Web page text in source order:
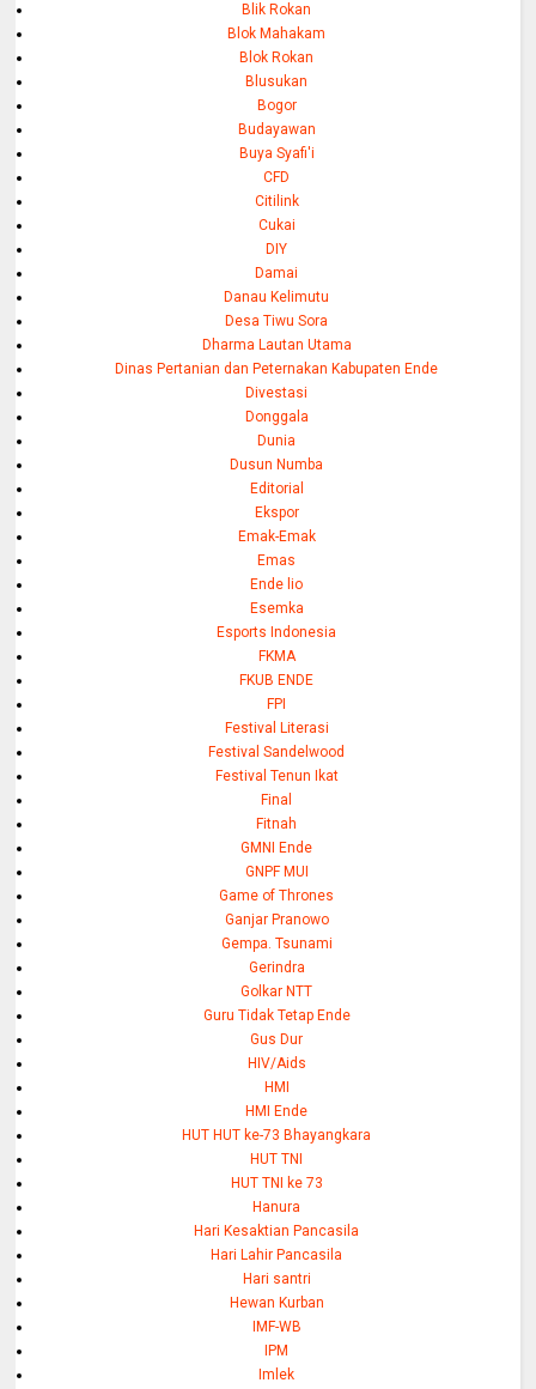
Blik Rokan
Blok Mahakam
Blok Rokan
Blusukan
Bogor
Budayawan
Buya Syafi'i
CFD
Citilink
Cukai
DIY
Damai
Danau Kelimutu
Desa Tiwu Sora
Dharma Lautan Utama
Dinas Pertanian dan Peternakan Kabupaten Ende
Divestasi
Donggala
Dunia
Dusun Numba
Editorial
Ekspor
Emak-Emak
Emas
Ende lio
Esemka
Esports Indonesia
FKMA
FKUB ENDE
FPI
Festival Literasi
Festival Sandelwood
Festival Tenun Ikat
Final
Fitnah
GMNI Ende
GNPF MUI
Game of Thrones
Ganjar Pranowo
Gempa. Tsunami
Gerindra
Golkar NTT
Guru Tidak Tetap Ende
Gus Dur
HIV/Aids
HMI
HMI Ende
HUT HUT ke-73 Bhayangkara
HUT TNI
HUT TNI ke 73
Hanura
Hari Kesaktian Pancasila
Hari Lahir Pancasila
Hari santri
Hewan Kurban
IMF-WB
IPM
Imlek